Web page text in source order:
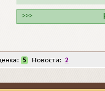
>>>
5 Новости: 2